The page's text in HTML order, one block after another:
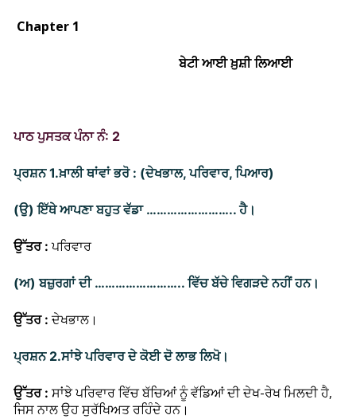
Chapter 1
ਬੇਟੀ ਆਈ ਖ਼ੁਸ਼ੀ ਲਿਆਈ
ਪਾਠ ਪੁਸਤਕ ਪੰਨਾ ਨੰ: 2
ਪ੍ਰਸ਼ਨ 1.ਖ਼ਾਲੀ ਥਾਂਵਾਂ ਭਰੋ : (ਦੇਖਭਾਲ, ਪਰਿਵਾਰ, ਪਿਆਰ)
(ਉ) ਇੱਥੇ ਆਪਣਾ ਬਹੁਤ ਵੱਡਾ …………………….. ਹੈ।
ਉੱਤਰ : ਪਰਿਵਾਰ
(ਅ) ਬਜ਼ੁਰਗਾਂ ਦੀ …………………….. ਵਿੱਚ ਬੱਚੇ ਵਿਗੜਦੇ ਨਹੀਂ ਹਨ।
ਉੱਤਰ : ਦੇਖਭਾਲ।
ਪ੍ਰਸ਼ਨ 2.ਸਾਂਝੇ ਪਰਿਵਾਰ ਦੇ ਕੋਈ ਦੋ ਲਾਭ ਲਿਖੋ।
ਉੱਤਰ : ਸਾਂਝੇ ਪਰਿਵਾਰ ਵਿੱਚ ਬੱਚਿਆਂ ਨੂੰ ਵੱਡਿਆਂ ਦੀ ਦੇਖ-ਰੇਖ ਮਿਲਦੀ ਹੈ,
ਜਿਸ ਨਾਲ ਉਹ ਸੁਰੱਖਿਅਤ ਰਹਿੰਦੇ ਹਨ।